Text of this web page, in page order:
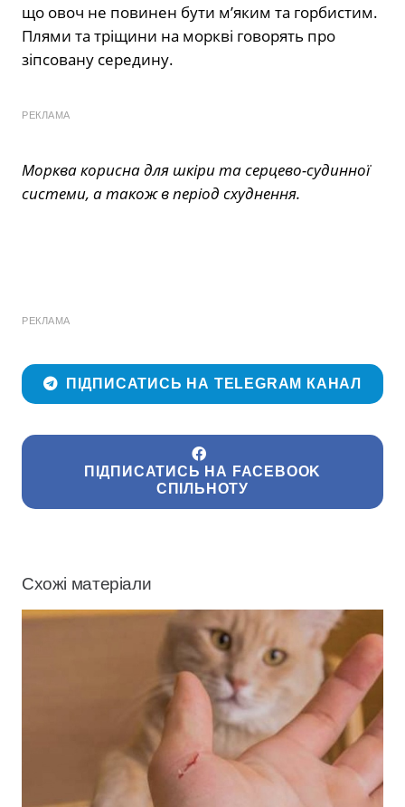
що овоч не повинен бути м’яким та горбистим.
Плями та тріщини на моркві говорять про
зіпсовану середину.
РЕКЛАМА
Морква корисна для шкіри та серцево-судинної
системи, а також в період схуднення.
РЕКЛАМА
ПІДПИСАТИСЬ НА TELEGRAM КАНАЛ
ПІДПИСАТИСЬ НА FACEBOOK
СПІЛЬНОТУ
Схожі матеріали